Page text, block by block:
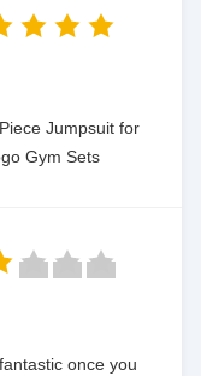
Jumpsuit for
Gym Sets
once you